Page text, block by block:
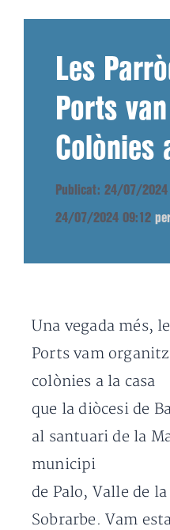
Les
Ports
Colònies
Publicat: 24/07/2024
24/07/2024 09:12
Una vegada més,
Ports vam
colònies a la casa
que la diòcesi de
al santuari de la
municipi
de Palo, Valle de
Sobrarbe. Vam